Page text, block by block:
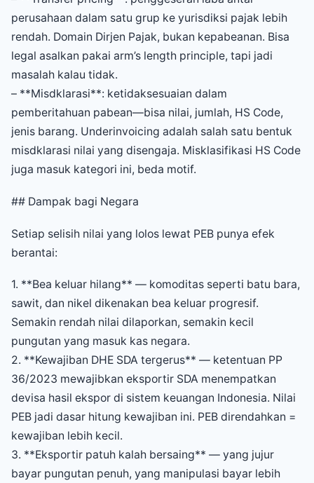
perusahaan dalam satu grup ke yurisdiksi pajak lebih
rendah. Domain Dirjen Pajak, bukan kepabeanan. Bisa
legal asalkan pakai arm’s length principle, tapi jadi
masalah kalau tidak.
– **Misdklarasi**: ketidaksesuaian dalam
pemberitahuan pabean—bisa nilai, jumlah, HS Code,
jenis barang. Underinvoicing adalah salah satu bentuk
misdklarasi nilai yang disengaja. Misklasifikasi HS Code
juga masuk kategori ini, beda motif.
## Dampak bagi Negara
Setiap selisih nilai yang lolos lewat PEB punya efek
berantai:
1. **Bea keluar hilang** — komoditas seperti batu bara,
sawit, dan nikel dikenakan bea keluar progresif.
Semakin rendah nilai dilaporkan, semakin kecil
pungutan yang masuk kas negara.
2. **Kewajiban DHE SDA tergerus** — ketentuan PP
36/2023 mewajibkan eksportir SDA menempatkan
devisa hasil ekspor di sistem keuangan Indonesia. Nilai
PEB jadi dasar hitung kewajiban ini. PEB direndahkan =
kewajiban lebih kecil.
3. **Eksportir patuh kalah bersaing** — yang jujur
bayar pungutan penuh, yang manipulasi bayar lebih